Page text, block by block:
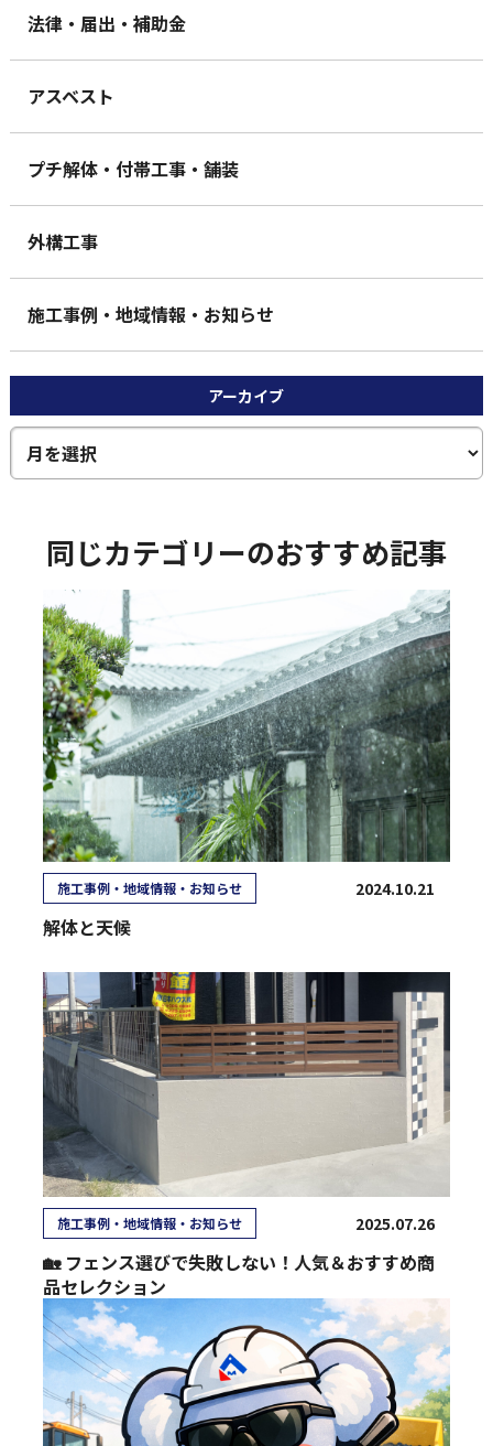
法律・届出・補助金
アスベスト
プチ解体・付帯工事・舗装
外構工事
施工事例・地域情報・お知らせ
アーカイブ
同じカテゴリーのおすすめ記事
施工事例・地域情報・お知らせ 2024.10.21
解体と天候
施工事例・地域情報・お知らせ 2025.07.26
🏡 フェンス選びで失敗しない！人気＆おすすめ商
品セレクション